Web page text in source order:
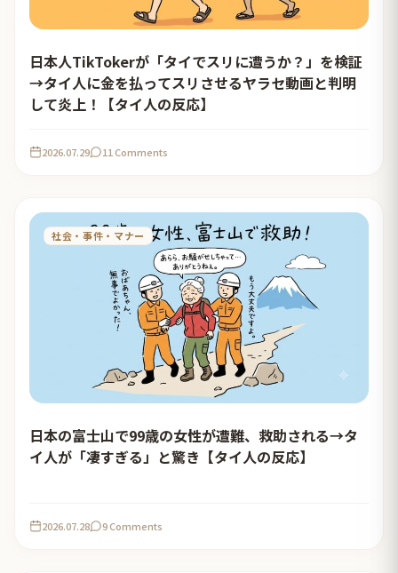
日本人TikTokerが「タイでスリに遭うか？」を検証
→タイ人に金を払ってスリさせるヤラセ動画と判明
して炎上！【タイ人の反応】
2026.07.29 11 Comments
社会・事件・マナー
日本の富士山で99歳の女性が遭難、救助される→タ
イ人が「凄すぎる」と驚き【タイ人の反応】
2026.07.28 9 Comments